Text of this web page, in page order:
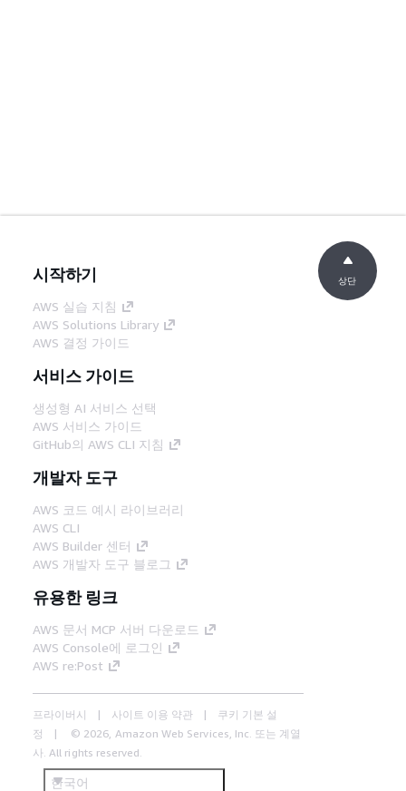
시작하기
AWS 실습 지침
AWS Solutions Library
AWS 결정 가이드
서비스 가이드
생성형 AI 서비스 선택
AWS 서비스 가이드
GitHub의 AWS CLI 지침
개발자 도구
AWS 코드 예시 라이브러리
AWS CLI
AWS Builder 센터
AWS 개발자 도구 블로그
유용한 링크
AWS 문서 MCP 서버 다운로드
AWS Console에 로그인
AWS re:Post
프라이버시 사이트 이용 약관
쿠키 기본 설
정
© 2026, Amazon Web Services, Inc. 또는 계열
사. All rights reserved.
한국어
상단